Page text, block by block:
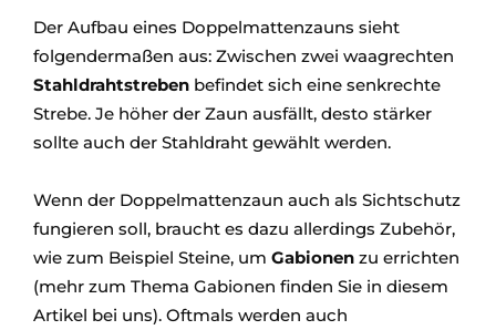
Der Aufbau eines Doppelmattenzauns sieht
folgendermaßen aus: Zwischen zwei waagrechten
Stahldrahtstreben befindet sich eine senkrechte
Strebe. Je höher der Zaun ausfällt, desto stärker
sollte auch der Stahldraht gewählt werden.
Wenn der Doppelmattenzaun auch als Sichtschutz
fungieren soll, braucht es dazu allerdings Zubehör,
wie zum Beispiel Steine, um Gabionen zu errichten
(mehr zum Thema Gabionen finden Sie in diesem
Artikel bei uns). Oftmals werden auch